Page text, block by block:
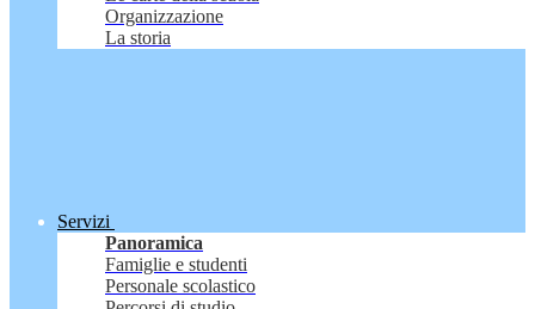
Organizzazione
La storia
Servizi
Panoramica
Famiglie e studenti
Personale scolastico